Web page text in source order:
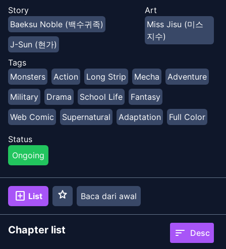
manusia sebagai pemenangnya. Tetapi ketika seorang
psyker dengan kemampuan untuk melihat masa depan
meramalkan bahwa naga akan kembali dalam 15
tahun, orang-orang mendirikan Ark, sebuah fasilitas
untuk melatih anak-anak yang lahir dengan
kemampuan psikis untuk mempersiapkan perang
terakhir umat manusia. Hanya ada tiga tahun tersisa
sampai perang yang dinubuatkan. Apa yang akan
terjadi selanjutnya?!
Story
Baeksu Noble (백수귀족)
J-Sun (현가)
Art
Miss Jisu (미스
지수)
Tags
Monsters
Action Long Strip Mecha
Adventure
Military
Drama School Life
Fantasy
Web Comic
Supernatural Adaptation Full Color
Status
Ongoing
add_box List star Baca dari awal
Chapter list sort Desc